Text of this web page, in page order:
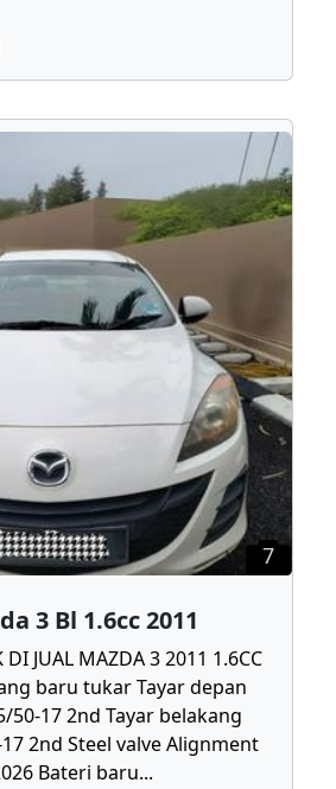
7
3 Bl 1.6cc 2011
DI JUAL MAZDA 3 2011 1.6CC
baru tukar Tayar depan
50-17 2nd Tayar belakang
2nd Steel valve Alignment
Bateri baru...